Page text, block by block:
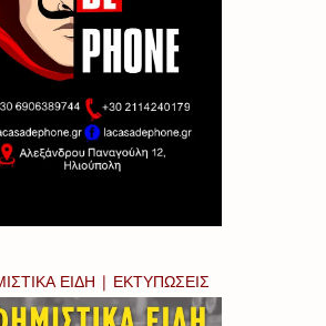
ΕΙΔΗ | ΕΚΤΥΠΩΣΕΙΣ